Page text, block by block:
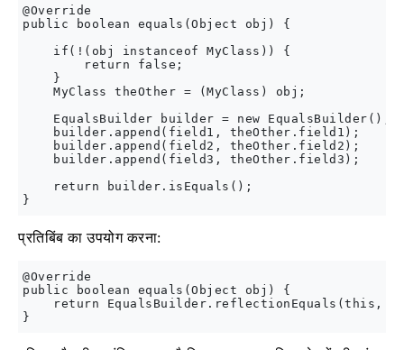
@Override
public boolean equals(Object obj) {
    if(!(obj instanceof MyClass)) {
        return false;
    }
    MyClass theOther = (MyClass) obj;
    EqualsBuilder builder = new EqualsBuilder();
    builder.append(field1, theOther.field1);
    builder.append(field2, theOther.field2);
    builder.append(field3, theOther.field3);
    return builder.isEquals();
प्रतिबिंब का उपयोग करना:
@Override
public boolean equals(Object obj) {
return EqualsBuilder.reflectionEquals(this,